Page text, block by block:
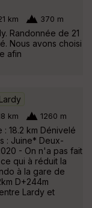
km 370 m
Randonnée de 21
Nous avons choisi
afin
Lardy
km 1260 m
18.2 km Dénivelé
: Juine* Deux-
- On n'a pas fait
qui à réduit la
à la gare de
D+244m
Lardy et